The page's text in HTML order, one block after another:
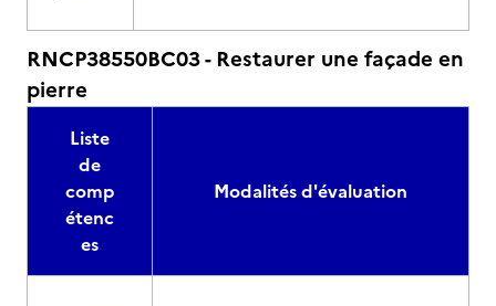
RNCP38550BC03 - Restaurer une façade en
pierre
Liste
de
comp
étenc
es
Modalités d'évaluation